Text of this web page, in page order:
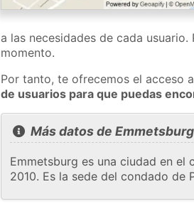
a las necesidades de cada
momento.
Por tanto, te ofrecemos el acceso
de usuarios para que puedas
Más datos de Emmetsburg
Emmetsburg es una ciudad en
2010. Es la sede del condado de